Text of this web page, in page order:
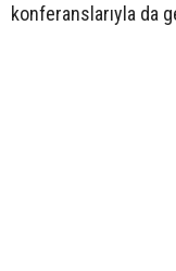
konferanslarıyla da